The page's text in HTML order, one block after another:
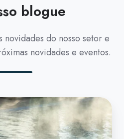
blogue
novidades do nosso setor e
novidades e eventos.